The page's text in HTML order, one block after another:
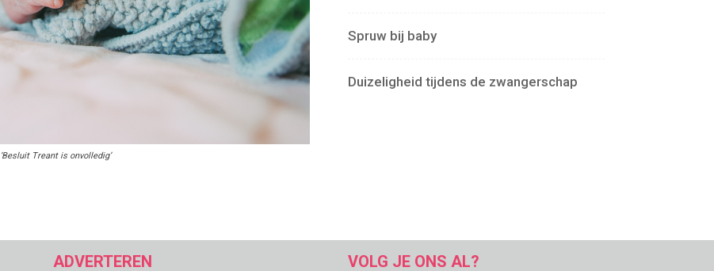
Treant is onvolledig’
Spruw bij baby
Duizeligheid tijdens de zwangerschap
ADVERTEREN VOLG JE ONS AL?